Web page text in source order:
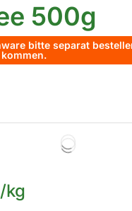
500g
bitte separat
/kg